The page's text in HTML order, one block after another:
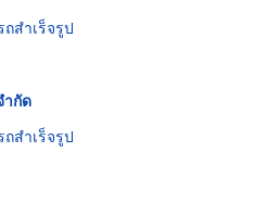
สำเร็จรูป
กัด
สำเร็จรูป